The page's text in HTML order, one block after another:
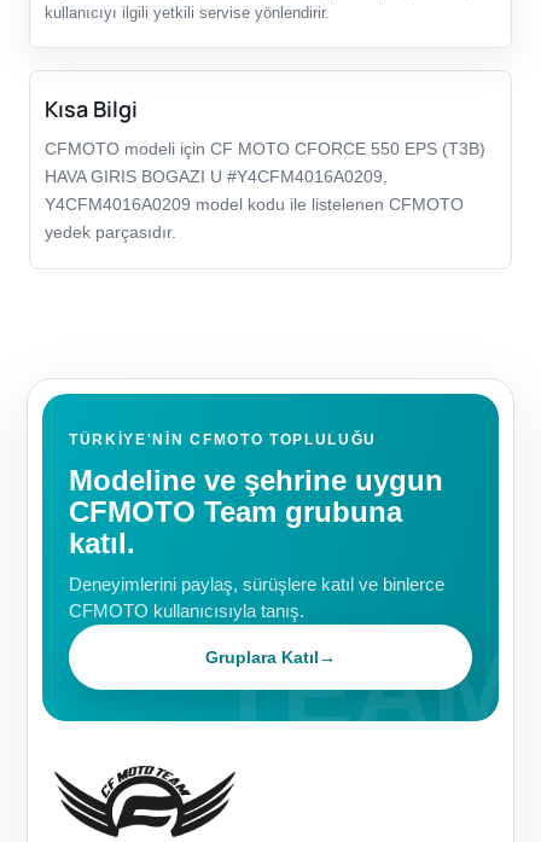
kullanıcıyı ilgili yetkili servise yönlendirir.
Kısa Bilgi
CFMOTO modeli için CF MOTO CFORCE 550 EPS (T3B)
HAVA GIRIS BOGAZI U #Y4CFM4016A0209,
Y4CFM4016A0209 model kodu ile listelenen CFMOTO
yedek parçasıdır.
TÜRKIYE'NIN CFMOTO TOPLULUĞU
Modeline ve şehrine uygun
CFMOTO Team grubuna
katıl.
Deneyimlerini paylaş, sürüşlere katıl ve binlerce
CFMOTO kullanıcısıyla tanış.
Gruplara Katıl→